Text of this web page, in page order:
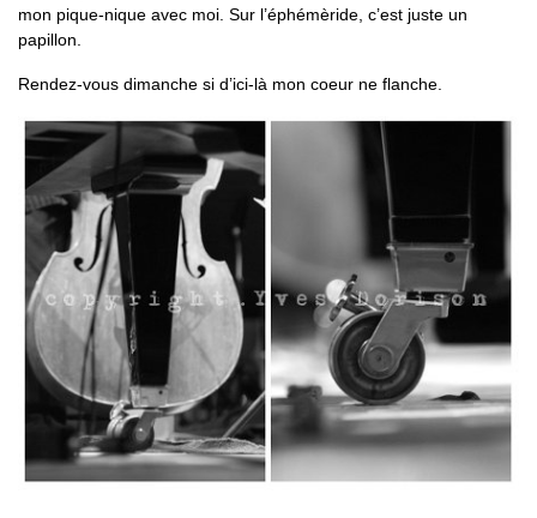
mon pique-nique avec moi. Sur l’éphémèride, c’est juste un
papillon.
Rendez-vous dimanche si d’ici-là mon coeur ne flanche.